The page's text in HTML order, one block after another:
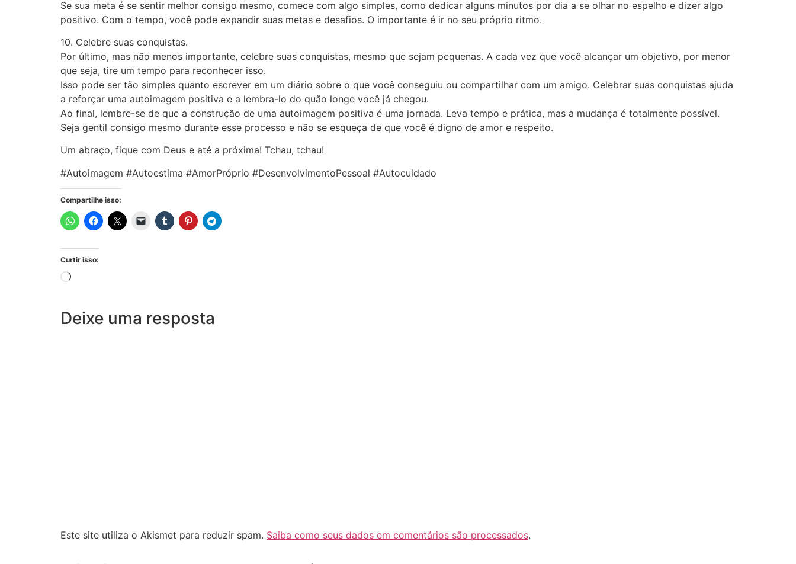
Se sua meta é se sentir melhor consigo mesmo, comece com algo simples, como dedicar alguns minutos por dia a se olhar no espelho e dizer algo
positivo. Com o tempo, você pode expandir suas metas e desafios. O importante é ir no seu próprio ritmo.
10. Celebre suas conquistas.
Por último, mas não menos importante, celebre suas conquistas, mesmo que sejam pequenas. A cada vez que você alcançar um objetivo, por menor
que seja, tire um tempo para reconhecer isso.
Isso pode ser tão simples quanto escrever em um diário sobre o que você conseguiu ou compartilhar com um amigo. Celebrar suas conquistas ajuda
a reforçar uma autoimagem positiva e a lembra-lo do quão longe você já chegou.
Ao final, lembre-se de que a construção de uma autoimagem positiva é uma jornada. Leva tempo e prática, mas a mudança é totalmente possível.
Seja gentil consigo mesmo durante esse processo e não se esqueça de que você é digno de amor e respeito.
Um abraço, fique com Deus e até a próxima! Tchau, tchau!
#Autoimagem #Autoestima #AmorPróprio #DesenvolvimentoPessoal #Autocuidado
Compartilhe isso:
Curtir isso:
Deixe uma resposta
Este site utiliza o Akismet para reduzir spam. Saiba como seus dados em comentários são processados.